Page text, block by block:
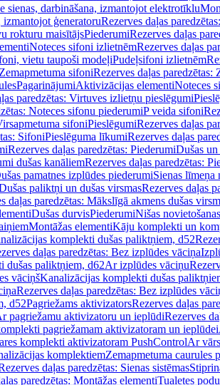
sienas, darbināšana, izmantojot elektrotīklu
izmantojot ģeneratoruRezerves daļas
rokturu maisītājsPiederumiRezerves daļas
Noteces sifoni izlietnēmRezerves daļas
vietu taupoši modeļiPudeļsifoni izlietnēm
Zemapmetuma sifoniRezerves daļas paredzētas:
PagarinājumiAktivizācijas elementiNoteces
paredzētas: Virtuves izlietņu pieslēgumi
Noteces sifonu piederumiP veida sifoni
sifoniPieslēgumiRezerves daļas
SifoniPieslēguma līkumiRezerves daļas
Rezerves daļas paredzētas: PiederumiDušas
dušas kanāliemRezerves daļas paredzētas:
pamatnes izplūdes piederumiSienas līmeņa
paliktņi un dušas virsmasRezerves daļas
daļas paredzētas: Mākslīgā akmens dušas
Dušas durvisPiederumiNišas
Montāžas elementiKāju komplekti un
komplekti dušas paliktņiem, d52
daļas paredzētas: Bez izplūdes vāciņa
dušas paliktņiem, d62Ar izplūdes vāciņu
vāciņšKanalizācijas komplekti dušas
Rezerves daļas paredzētas: Bez izplūdes
d52Pagriežams aktivizatorsRezerves daļas
pagriežamu aktivizatoru un ieplūdiRezerves
pagriežamam aktivizatoram un ieplūdei
komplekti aktivizatoram PushControlAr
komplektiemZemapmetuma caurules
daļas paredzētas: Sienas sistēmas
paredzētas: Montāžas elementiTualetes